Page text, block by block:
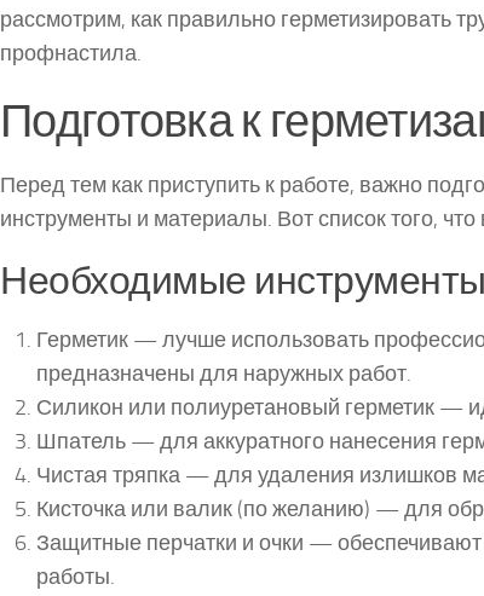
рассмотрим, как правильно герметизировать
профнастила.
Подготовка к
Перед тем как приступить к работе, важно
инструменты и материалы. Вот список того,
Необходимые
Герметик — лучше использовать
предназначены для наружных работ.
Силикон или полиуретановый герметик —
Шпатель — для аккуратного нанесения
Чистая тряпка — для удаления излишков
Кисточка или валик (по желанию) — для
Защитные перчатки и очки — обеспечивают
работы.